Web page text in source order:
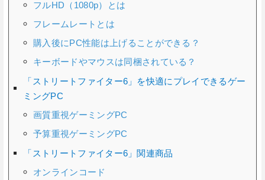
フルHD（1080p）とは
フレームレートとは
購入後にPC性能は上げることができる？
キーボードやマウスは同梱されている？
「ストリートファイター6」を快適にプレイできるゲー
ミングPC
画質重視ゲーミングPC
予算重視ゲーミングPC
「ストリートファイター6」関連商品
オンラインコード